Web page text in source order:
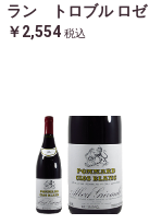
ラン トロブル ロゼ
￥2,554 税込